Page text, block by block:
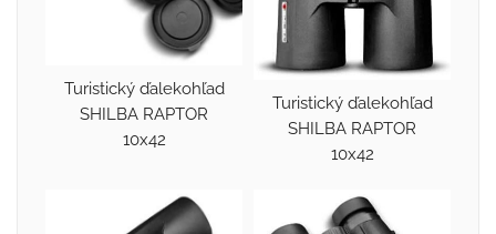
Turistický ďalekohľad
SHILBA RAPTOR
10x42
Turistický ďalekohľad
SHILBA RAPTOR
10x42